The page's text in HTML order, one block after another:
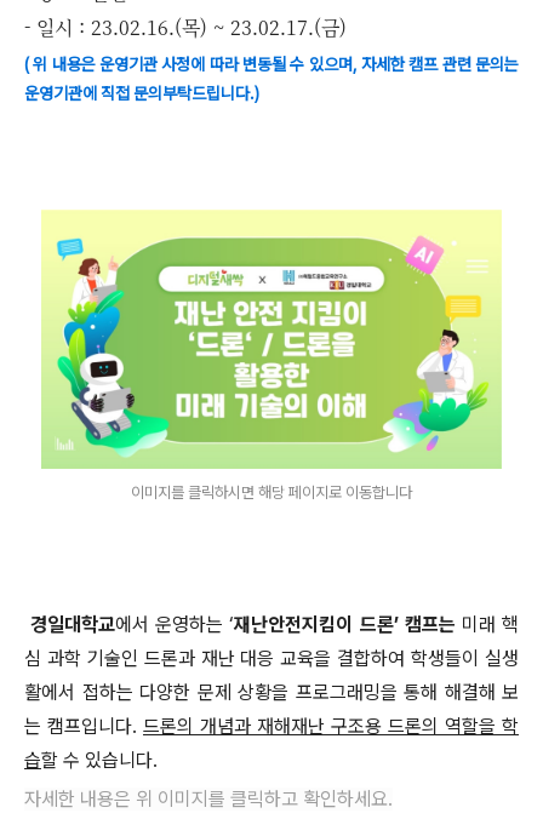
- 일시 : 23.02.16.(목) ~ 23.02.17.(금)
( 위 내용은 운영기관 사정에 따라 변동될 수 있으며, 자세한 캠프 관련 문의는
운영기관에 직접 문의부탁드립니다.)
이미지를 클릭하시면 해당 페이지로 이동합니다
경일대학교에서 운영하는 ‘재난안전지킴이 드론’ 캠프는 미래 핵
심 과학 기술인 드론과 재난 대응 교육을 결합하여 학생들이 실생
활에서 접하는 다양한 문제 상황을 프로그래밍을 통해 해결해 보
는 캠프입니다. 드론의 개념과 재해재난 구조용 드론의 역할을 학
습할 수 있습니다.
자세한 내용은 위 이미지를 클릭하고 확인하세요.